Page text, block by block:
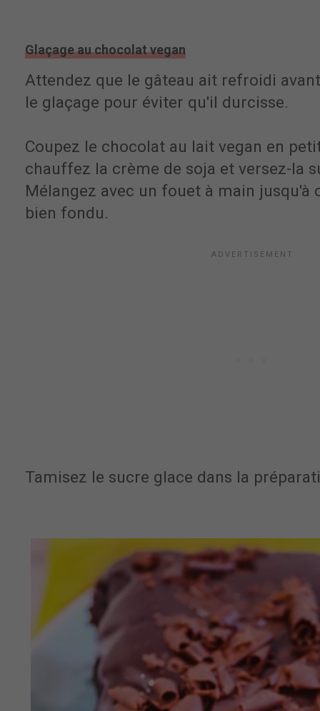
Glaçage au chocolat vegan
Attendez que le gâteau ait refroidi
le glaçage pour éviter qu'il durcisse.
Coupez le chocolat au lait vegan en
chauffez la crème de soja et versez-la
Mélangez avec un fouet à main jusqu'à
bien fondu.
Tamisez le sucre glace dans la